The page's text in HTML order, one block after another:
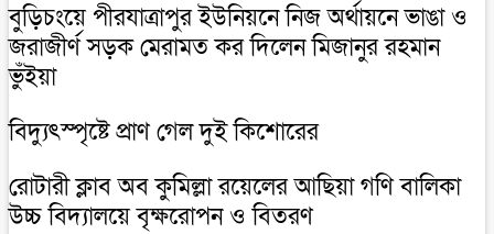
বুড়িচংয়ে পীরযাত্রাপুর ইউনিয়নে নিজ অর্থায়নে ভাঙা ও
জরাজীর্ণ সড়ক মেরামত কর দিলেন মিজানুর রহমান
ভুঁইয়া
বিদ্যুৎস্পৃষ্টে প্রাণ গেল দুই কিশোরের
রোটারী ক্লাব অব কুমিল্লা রয়েলের আছিয়া গণি বালিকা
উচ্চ বিদ্যালয়ে বৃক্ষরোপন ও বিতরণ